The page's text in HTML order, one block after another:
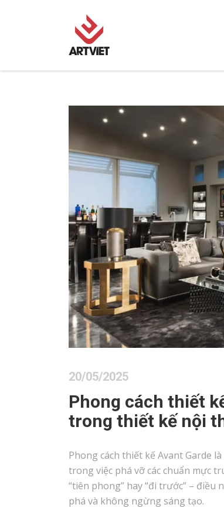
20/05/2025
Phong cách thiết
trong thiết kế nội
Phong cách thiết kế Avant Garde
trong việc phá vỡ các chuẩn mực
“tiên phong” hay “đi trước” –
phá và không ngừng sáng tạo.